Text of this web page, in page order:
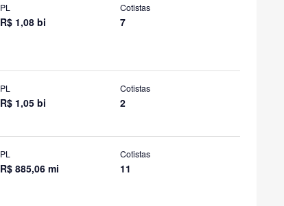
PL
R$ 1,08 bi
Cotistas
7
PL
R$ 1,05 bi
Cotistas
2
PL
R$ 885,06 mi
Cotistas
11